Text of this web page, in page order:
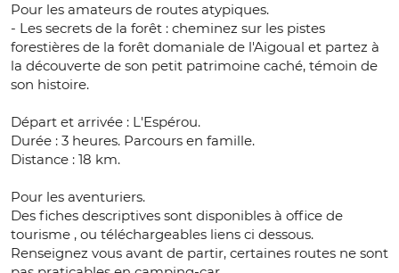
Pour les amateurs de routes atypiques.
- Les secrets de la forêt : cheminez sur les pistes
forestières de la forêt domaniale de l'Aigoual et partez à
la découverte de son petit patrimoine caché, témoin de
son histoire.
Départ et arrivée : L'Espérou.
Durée : 3 heures. Parcours en famille.
Distance : 18 km.
Pour les aventuriers.
Des fiches descriptives sont disponibles à office de
tourisme , ou téléchargeables liens ci dessous.
Renseignez vous avant de partir, certaines routes ne sont